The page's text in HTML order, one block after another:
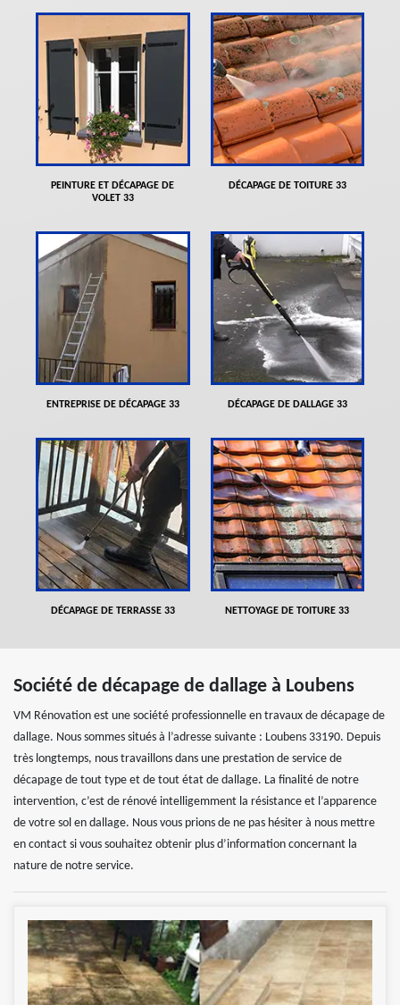
PEINTURE ET DÉCAPAGE DE
VOLET 33
DÉCAPAGE DE TOITURE 33
ENTREPRISE DE DÉCAPAGE 33 DÉCAPAGE DE DALLAGE 33
DÉCAPAGE DE TERRASSE 33 NETTOYAGE DE TOITURE 33
Société de décapage de dallage à Loubens
VM Rénovation est une société professionnelle en travaux de décapage de
dallage. Nous sommes situés à l’adresse suivante : Loubens 33190. Depuis
très longtemps, nous travaillons dans une prestation de service de
décapage de tout type et de tout état de dallage. La finalité de notre
intervention, c’est de rénové intelligemment la résistance et l’apparence
de votre sol en dallage. Nous vous prions de ne pas hésiter à nous mettre
en contact si vous souhaitez obtenir plus d’information concernant la
nature de notre service.